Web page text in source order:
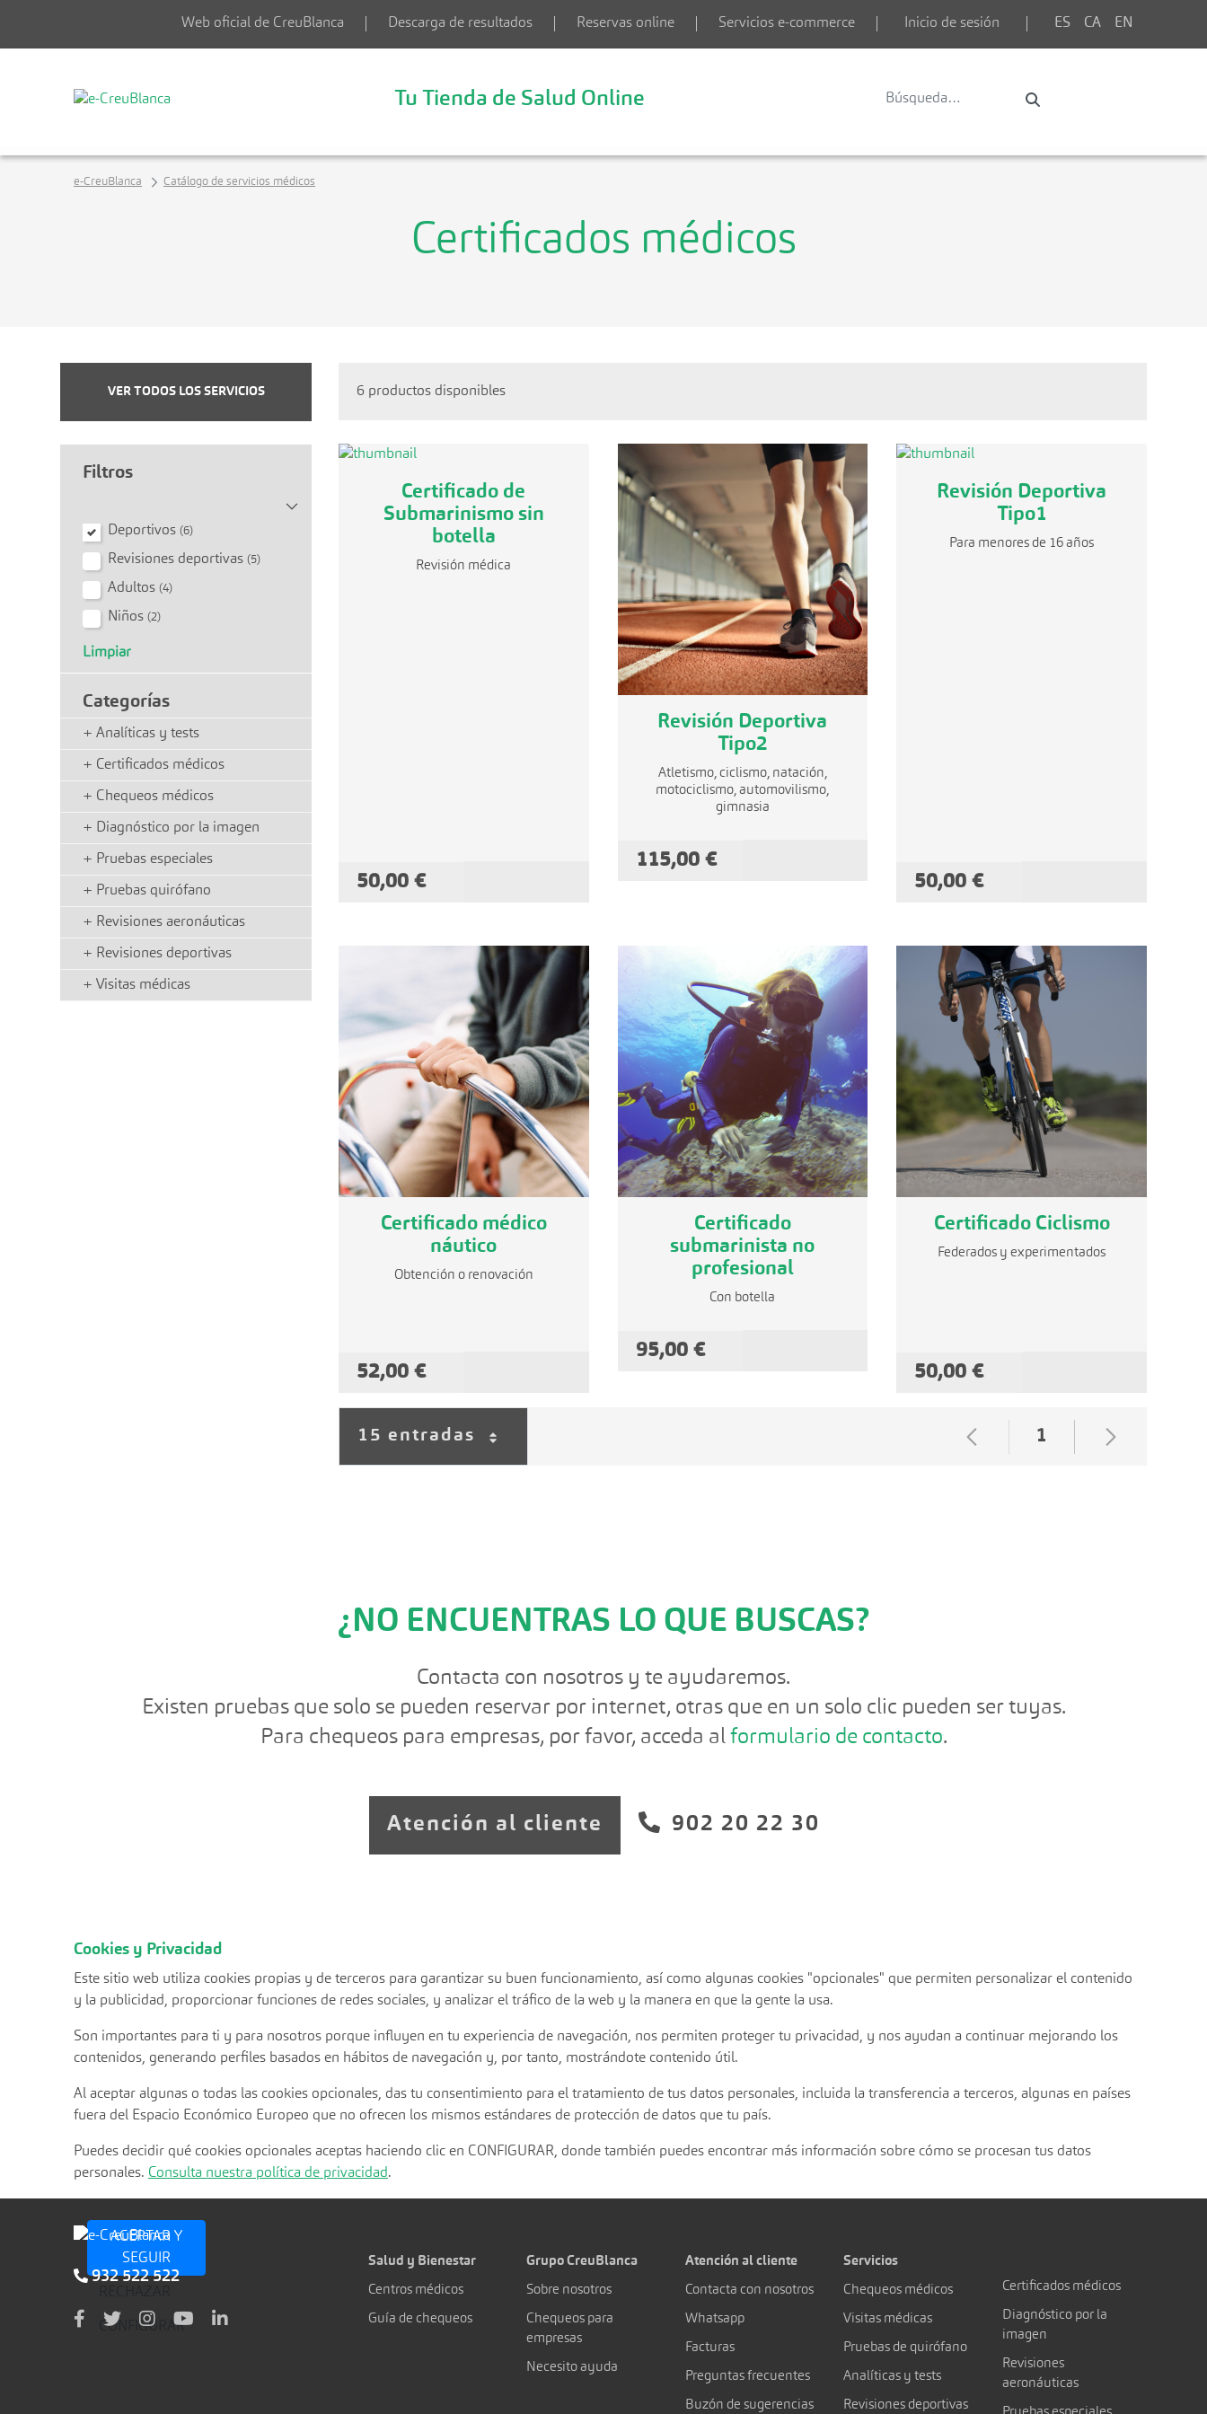
Web oficial de CreuBlanca Descarga de resultados Reservas online Servicios e-commerce Inicio de sesión ES CA EN
Tu Tienda de Salud Online
e-CreuBlanca Catálogo de servicios médicos
Certificados médicos
VER TODOS LOS SERVICIOS
Filtros
Deportivos (6)
Revisiones deportivas (5)
Adultos (4)
Niños (2)
Limpiar
Categorías
+ Analíticas y tests
+ Certificados médicos
+ Chequeos médicos
+ Diagnóstico por la imagen
+ Pruebas especiales
+ Pruebas quirófano
+ Revisiones aeronáuticas
+ Revisiones deportivas
+ Visitas médicas
6 productos disponibles
Certificado de
Submarinismo sin
botella
Revisión médica
50,00 €
Revisión Deportiva
Tipo2
Atletismo, ciclismo, natación,
motociclismo, automovilismo,
gimnasia
115,00 €
Revisión Deportiva
Tipo1
Para menores de 16 años
50,00 €
Certificado médico
náutico
Obtención o renovación
52,00 €
Certificado
submarinista no
profesional
Con botella
95,00 €
Certificado Ciclismo
Federados y experimentados
50,00 €
15 entradas
Por página
Página
1
¿NO ENCUENTRAS LO QUE BUSCAS?
Contacta con nosotros y te ayudaremos.
Existen pruebas que solo se pueden reservar por internet, otras que en un solo clic pueden ser tuyas.
Para chequeos para empresas, por favor, acceda al formulario de contacto.
Atención al cliente 902 20 22 30
Cookies y Privacidad
Este sitio web utiliza cookies propias y de terceros para garantizar su buen funcionamiento, así como algunas cookies "opcionales" que permiten personalizar el contenido
y la publicidad, proporcionar funciones de redes sociales, y analizar el tráfico de la web y la manera en que la gente la usa.
Son importantes para ti y para nosotros porque influyen en tu experiencia de navegación, nos permiten proteger tu privacidad, y nos ayudan a continuar mejorando los
contenidos, generando perfiles basados en hábitos de navegación y, por tanto, mostrándote contenido útil.
Al aceptar algunas o todas las cookies opcionales, das tu consentimiento para el tratamiento de tus datos personales, incluida la transferencia a terceros, algunas en países
fuera del Espacio Económico Europeo que no ofrecen los mismos estándares de protección de datos que tu país.
Puedes decidir qué cookies opcionales aceptas haciendo clic en CONFIGURAR, donde también puedes encontrar más información sobre cómo se procesan tus datos
personales. Consulta nuestra política de privacidad.
ACEPTAR Y
SEGUIR
CONFIGURAR
932 522 522
Salud y Bienestar
Centros médicos
Guía de chequeos
Grupo CreuBlanca
Sobre nosotros
Chequeos para
empresas
Necesito ayuda
Atención al cliente
Contacta con nosotros
Whatsapp
Facturas
Preguntas frecuentes
Buzón de sugerencias
Servicios
Chequeos médicos
Visitas médicas
Pruebas de quirófano
Analíticas y tests
Revisiones deportivas
Certificados médicos
Diagnóstico por la
imagen
Revisiones
aeronáuticas